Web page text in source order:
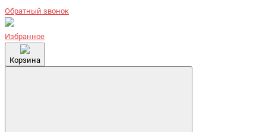
Обратный звонок
Избранное
Корзина